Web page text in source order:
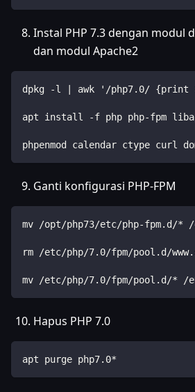
Instal PHP 7.3 dengan modul
dan modul Apache2
dpkg -l | awk '/php7.0/
apt install -f php php-fpm
phpenmod calendar ctype curl
Ganti konfigurasi PHP-FPM
mv /opt/php73/etc/php-fpm.d/*
rm /etc/php/7.0/fpm/pool.d/
mv /etc/php/7.0/fpm/pool.d/* /
Hapus PHP 7.0
apt purge php7.0*